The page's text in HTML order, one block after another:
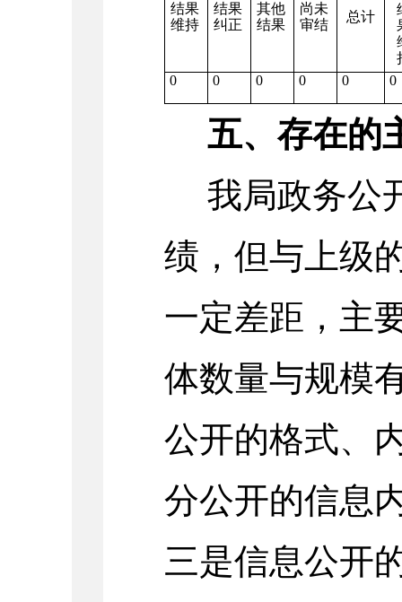
结果
维持
结果
纠正
其他
结果
尚未
审结
总计
0
0 0 0 0 0
五、存在的
我局政务公
绩，但与上级
一定差距，主
体数量与规模
公开的格式、
分公开的信息
三是信息公开